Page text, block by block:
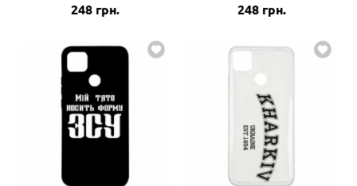
248 грн. 248 грн.